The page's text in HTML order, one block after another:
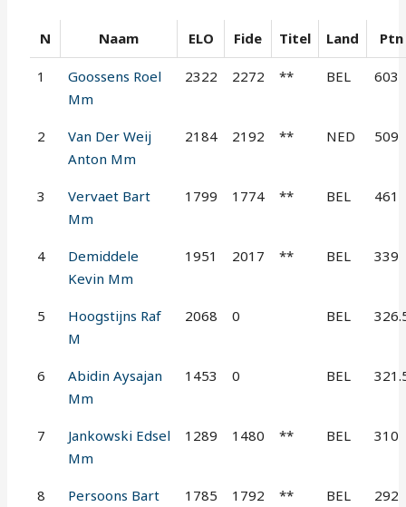
N Naam ELO Fide Titel Land Ptn
1
Goossens Roel
Mm
2322 2272 ** BEL 603
2
Van Der Weij
Anton Mm
2184 2192 ** NED 509
3
Vervaet Bart
Mm
1799 1774 ** BEL 461
4
Demiddele
Kevin Mm
1951 2017 ** BEL 339
5
Hoogstijns Raf
M
2068 0 BEL
6
Abidin Aysajan
Mm
1453 0 BEL
7
Jankowski Edsel
Mm
1289 1480 ** BEL 310
8
Persoons Bart
1785 1792 ** BEL 292